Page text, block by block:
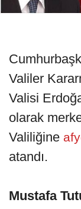
Valiler
Valisi
olarak
Valiliğine
atandı.
Mustafa